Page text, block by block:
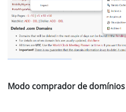
Modo comprador de domínios